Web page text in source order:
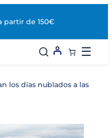
partir de 150€
☰
los días nublados a las